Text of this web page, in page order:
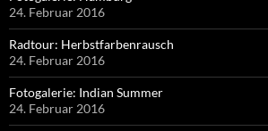
24. Februar 2016
Radtour: Herbstfarbenrausch
24. Februar 2016
Fotogalerie: Indian Summer
24. Februar 2016